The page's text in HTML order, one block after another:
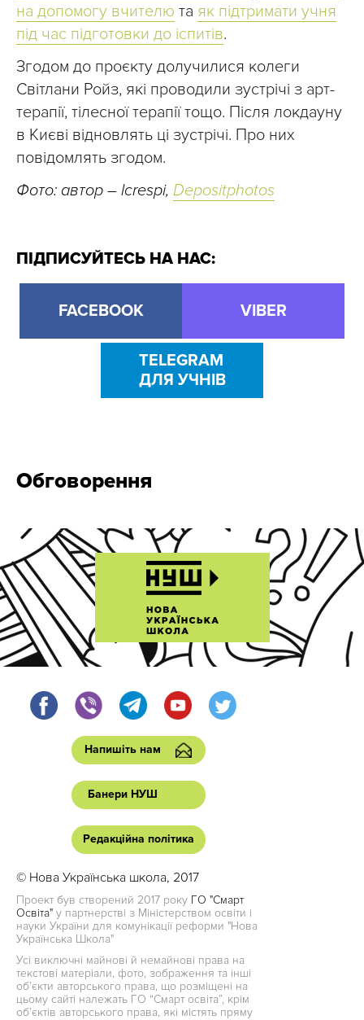
на допомогу вчителю та як підтримати учня
під час підготовки до іспитів.
Згодом до проєкту долучилися колеги
Світлани Ройз, які проводили зустрічі з арт-
терапії, тілесної терапії тощо. Після локдауну
в Києві відновлять ці зустрічі. Про них
повідомлять згодом.
Фото: автор – lcrespi, Depositphotos
ПІДПИСУЙТЕСЬ НА НАС:
FACEBOOK VIBER
TELEGRAM
ДЛЯ УЧНІВ
Обговорення
Напишіть нам
Банери НУШ
Редакційна політика
© Нова Українська школа, 2017
Проект був створений 2017 року ГО "Смарт
Освіта" у партнерстві з Міністерством освіти і
науки України для комунікації реформи "Нова
Українська Школа"
Усі виключні майнові й немайнові права на
текстові матеріали, фото, зображення та інші
об’єкти авторського права, що розміщені на
цьому сайті належать ГО “Смарт освіта”, крім
об’єктів авторського права, які містять пряму